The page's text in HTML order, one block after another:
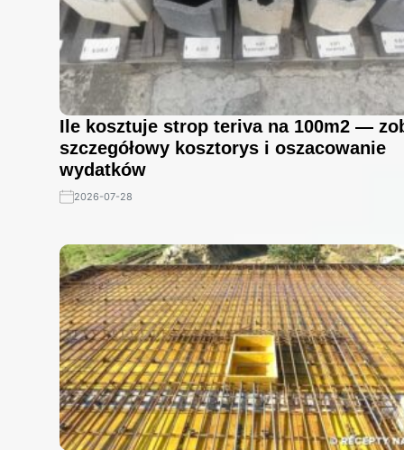
Ile kosztuje strop teriva na 100m2 —
szczegółowy kosztorys i oszacowanie
wydatków
2026-07-28